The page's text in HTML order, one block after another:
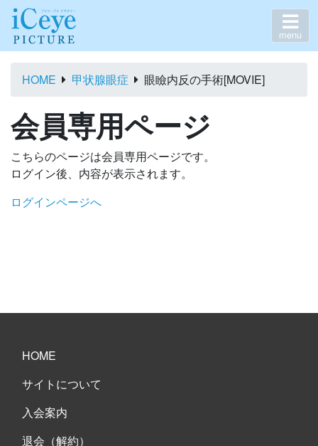
menu
HOME 甲状腺眼症 眼瞼内反の手術[MOVIE]
会員専用ページ
こちらのページは会員専用ページです。
ログイン後、内容が表示されます。
ログインページへ
HOME
サイトについて
入会案内
退会（解約）